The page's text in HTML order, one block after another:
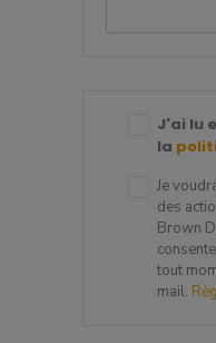
J'ai lu
la
Je
des
Brown
tout
mail.